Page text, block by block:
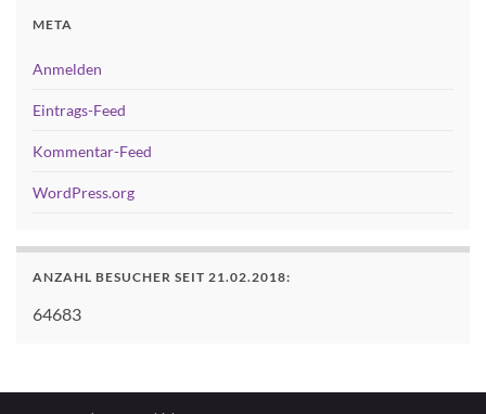
META
Anmelden
Eintrags-Feed
Kommentar-Feed
WordPress.org
ANZAHL BESUCHER SEIT 21.02.2018:
64683